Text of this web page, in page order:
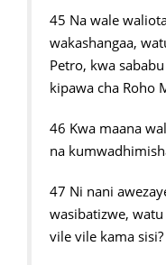
45 Na wale
wakashangaa,
Petro, kwa
kipawa cha Roho
46 Kwa maana
na
47 Ni nani
wasibatizwe,
vile vile kama sisi?